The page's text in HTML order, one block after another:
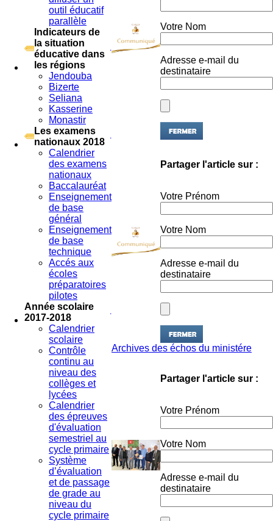
outil éducatif
parallèle
Indicateurs de
la situation
éducative dans
les régions
Jendouba
Bizerte
Seliana
Kasserine
Monastir
Les examens
nationaux 2018
Calendrier
des examens
nationaux
Baccalauréat
Enseignement
de base
général
Enseignement
de base
technique
Accés aux
écoles
préparatoires
pilotes
Année scolaire
2017-2018
Calendrier
scolaire
Contrôle
continu au
niveau des
collèges et
lycées
Calendrier
des épreuves
d'évaluation
semestriel au
cycle primaire
Système
d’évaluation
et de passage
de grade au
niveau du
cycle primaire
destinataire
destinataire
Archives des échos du ministére
destinataire